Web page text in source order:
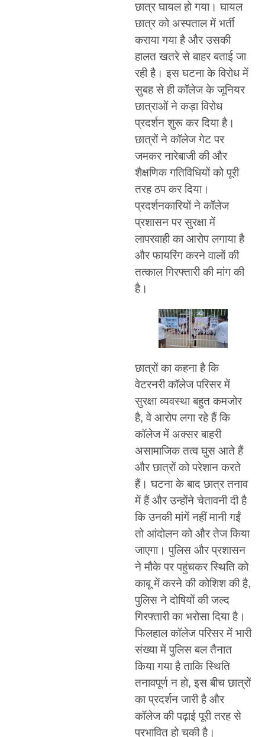
छात्र घायल हो गया। घायल
छात्र को अस्पताल में भर्ती
कराया गया है और उसकी
हालत खतरे से बाहर बताई जा
रही है। इस घटना के विरोध में
सुबह से ही कॉलेज के जूनियर
छात्राओं ने कड़ा विरोध
प्रदर्शन शुरू कर दिया है।
छात्रों ने कॉलेज गेट पर
जमकर नारेबाजी की और
शैक्षणिक गतिविधियों को पूरी
तरह ठप कर दिया।
प्रदर्शनकारियों ने कॉलेज
प्रशासन पर सुरक्षा में
लापरवाही का आरोप लगाया है
और फायरिंग करने वालों की
तत्काल गिरफ्तारी की मांग की
है।
छात्रों का कहना है कि
वेटरनरी कॉलेज परिसर में
सुरक्षा व्यवस्था बहुत कमजोर
है, वे आरोप लगा रहे हैं कि
कॉलेज में अक्सर बाहरी
असामाजिक तत्व घुस आते हैं
और छात्रों को परेशान करते
हैं। घटना के बाद छात्र तनाव
में हैं और उन्होंने चेतावनी दी है
कि उनकी मांगें नहीं मानी गईं
तो आंदोलन को और तेज किया
जाएगा। पुलिस और प्रशासन
ने मौके पर पहुंचकर स्थिति को
काबू में करने की कोशिश की है,
पुलिस ने दोषियों की जल्द
गिरफ्तारी का भरोसा दिया है।
फिलहाल कॉलेज परिसर में भारी
संख्या में पुलिस बल तैनात
किया गया है ताकि स्थिति
तनावपूर्ण न हो, इस बीच छात्रों
का प्रदर्शन जारी है और
कॉलेज की पढ़ाई पूरी तरह से
प्रभावित हो चुकी है।